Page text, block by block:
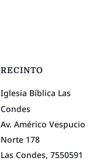
RECINTO
Iglesia Bíblica Las
Condes
Av. Américo Vespucio
Norte 178
Las Condes, 7550591